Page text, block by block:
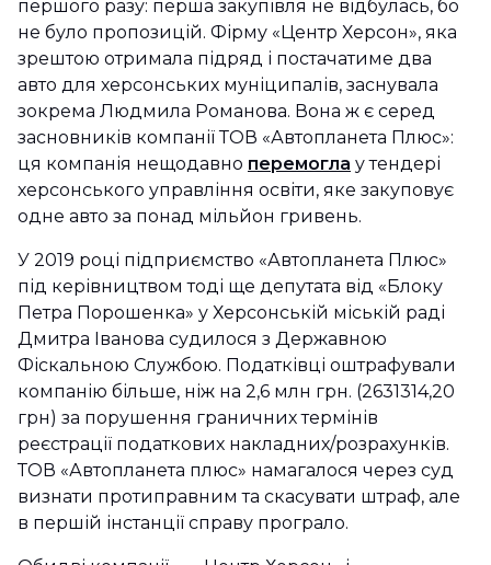
першого разу: перша закупівля не відбулась, бо
не було пропозицій. Фірму «Центр Херсон», яка
зрештою отримала підряд і постачатиме два
авто для херсонських муніципалів, заснувала
зокрема Людмила Романова. Вона ж є серед
засновників компанії ТОВ «Автопланета Плюс»:
ця компанія нещодавно перемогла у тендері
херсонського управління освіти, яке закуповує
одне авто за понад мільйон гривень.
У 2019 році підприємство «Автопланета Плюс»
під керівництвом тоді ще депутата від «Блоку
Петра Порошенка» у Херсонській міській раді
Дмитра Іванова судилося з Державною
Фіскальною Службою. Податківці оштрафували
компанію більше, ніж на 2,6 млн грн. (2631314,20
грн) за порушення граничних термінів
реєстрації податкових накладних/розрахунків.
ТОВ «Автопланета плюс» намагалося через суд
визнати протиправним та скасувати штраф, але
в першій інстанції справу програло.